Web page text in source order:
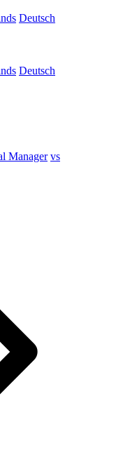
Deutsch
Deutsch
Manager vs